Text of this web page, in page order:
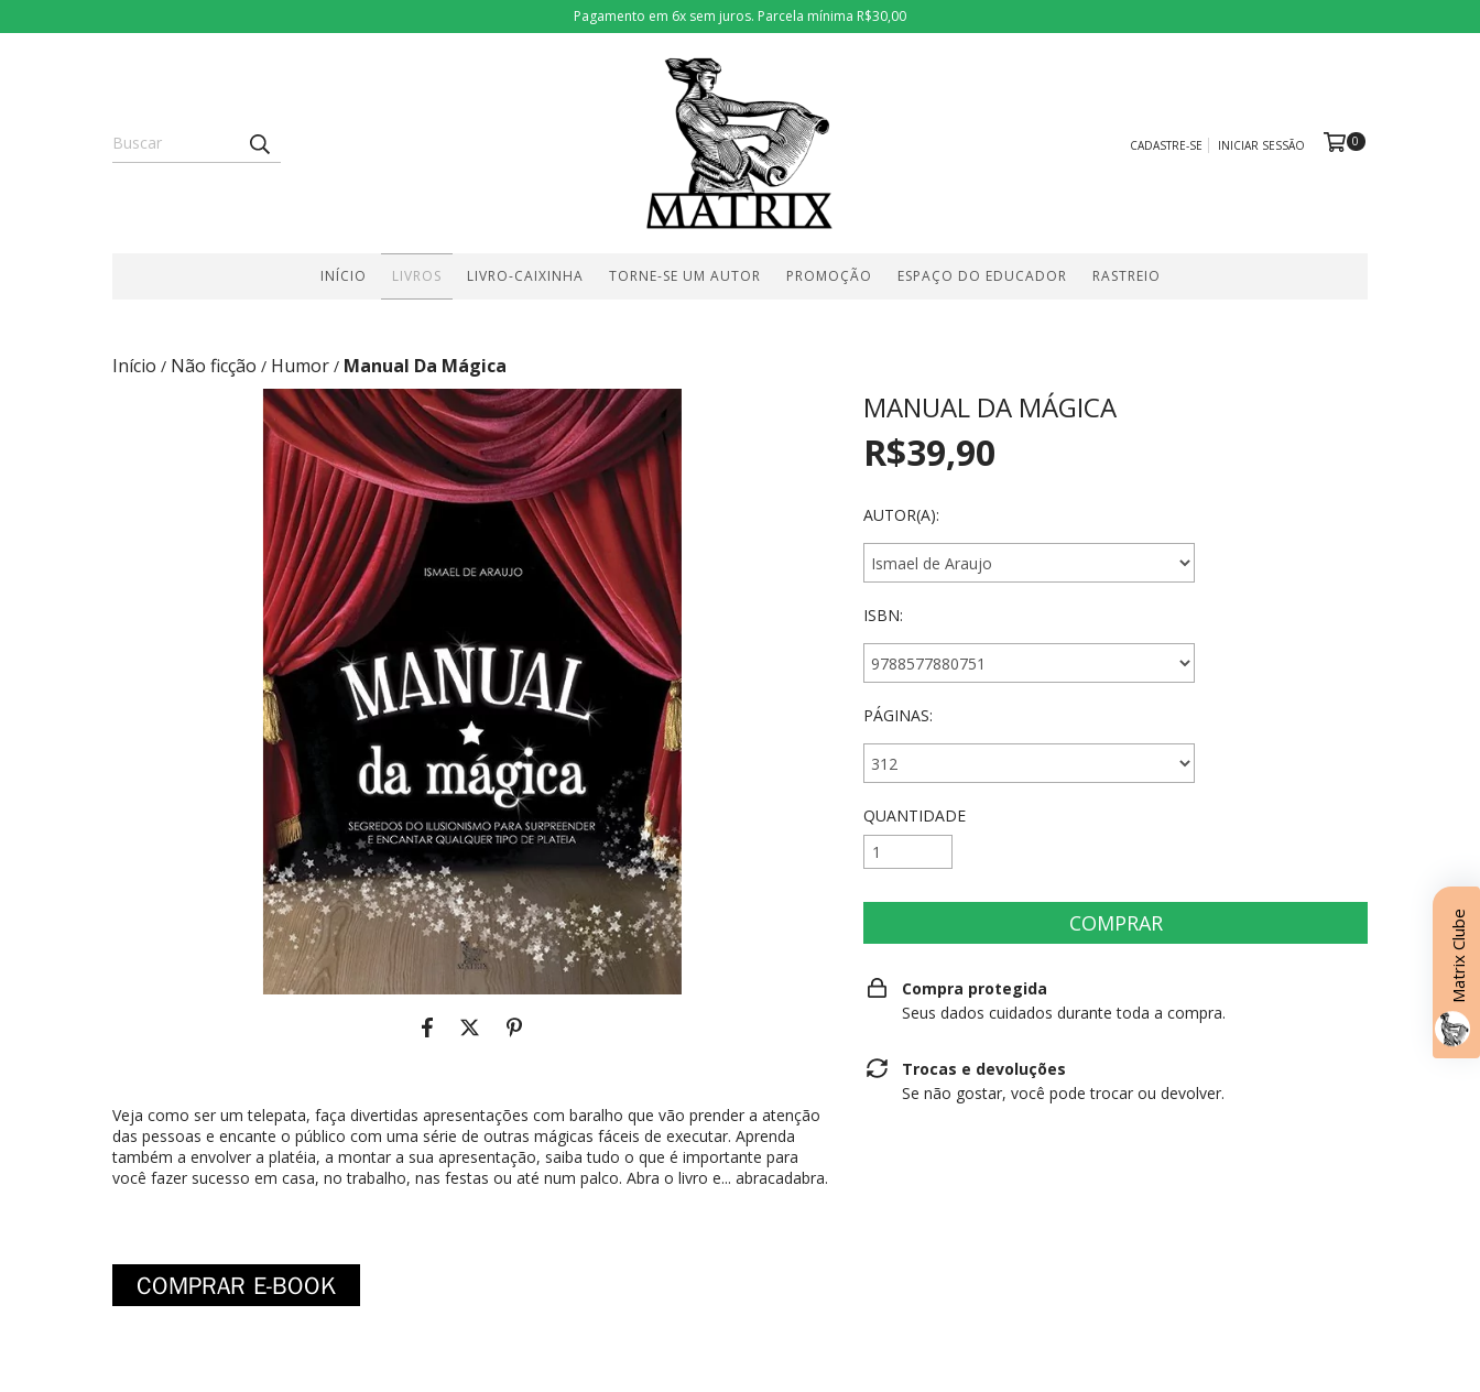
Pagamento em 6x sem juros. Parcela mínima R$30,00
CADASTRE-SE INICIAR SESSÃO 0
INÍCIO LIVROS LIVRO-CAIXINHA TORNE-SE UM AUTOR PROMOÇÃO ESPAÇO DO EDUCADOR RASTREIO
Início / Não ficção / Humor / Manual Da Mágica
Veja como ser um telepata, faça divertidas apresentações com baralho que vão prender a atenção
das pessoas e encante o público com uma série de outras mágicas fáceis de executar. Aprenda
também a envolver a platéia, a montar a sua apresentação, saiba tudo o que é importante para
você fazer sucesso em casa, no trabalho, nas festas ou até num palco. Abra o livro e... abracadabra.
MANUAL DA MÁGICA
R$39,90
AUTOR(A):
ISBN:
PÁGINAS:
QUANTIDADE
Compra protegida
Seus dados cuidados durante toda a compra.
Trocas e devoluções
Se não gostar, você pode trocar ou devolver.
Matrix Clube